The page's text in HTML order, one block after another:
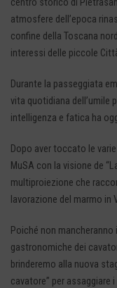
centro storico di
atmosfere dell’epoca
confine della Toscana
interessi delle piccole
Durante la passeggiata
vita quotidiana dell’umile
intelligenza e fatica ha
Dopo aver toccato le
MuSA con la visione de
multiproiezione che
lavorazione del marmo in
Poiché non
gastronomiche dei
brinderemo alla nuova
cavatore” per